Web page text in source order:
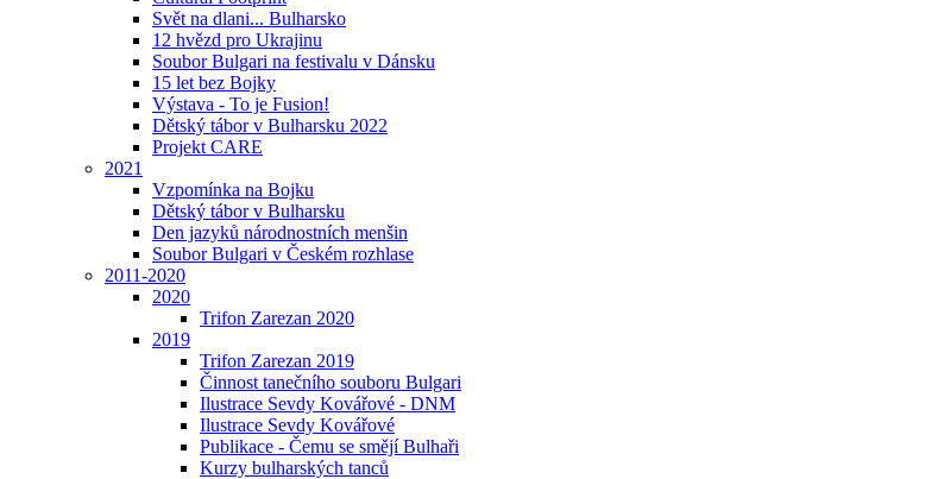
Svět na dlani... Bulharsko
12 hvězd pro Ukrajinu
Soubor Bulgari na festivalu v Dánsku
15 let bez Bojky
Výstava - To je Fusion!
Dětský tábor v Bulharsku 2022
Projekt CARE
2021
Vzpomínka na Bojku
Dětský tábor v Bulharsku
Den jazyků národnostních menšin
Soubor Bulgari v Českém rozhlase
2011-2020
2020
Trifon Zarezan 2020
2019
Trifon Zarezan 2019
Činnost tanečního souboru Bulgari
Ilustrace Sevdy Kovářové - DNM
Ilustrace Sevdy Kovářové
Publikace - Čemu se smějí Bulhaři
Kurzy bulharských tanců